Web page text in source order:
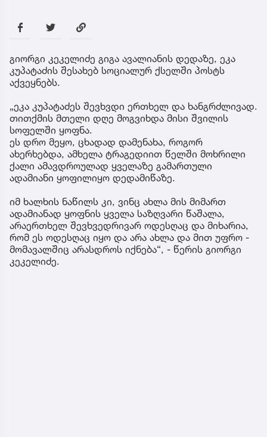
გიორგი კეკელიძე გიგა ავალიანის დედაზე, ეკა
კუპატაძის შესახებ სოციალურ ქსელში პოსტს
აქვეყნებს.
„ეკა კუპატაძეს შევხვდი ერთხელ და ხანგრძლივად.
თითქმის მთელი დღე მოგვიხდა მისი შვილის
სოფელში ყოფნა.
ეს დრო მეყო, ცხადად დამენახა, როგორ
ახერხებდა, ამხელა ტრაგედიით წელში მოხრილი
ქალი ამავდროულად ყველაზე გამართული
ადამიანი ყოფილიყო დედამიწაზე.
იმ ხალხის ნაწილს კი, ვინც ახლა მის მიმართ
ადამიანად ყოფნის ყველა საზღვარი წაშალა,
არაერთხელ შევხვედრივარ ოდესღაც და მიხარია,
რომ ეს ოდესღაც იყო და არა ახლა და მით უფრო -
მომავალშიც არასდროს იქნება“, - წერის გიორგი
კეკელიძე.